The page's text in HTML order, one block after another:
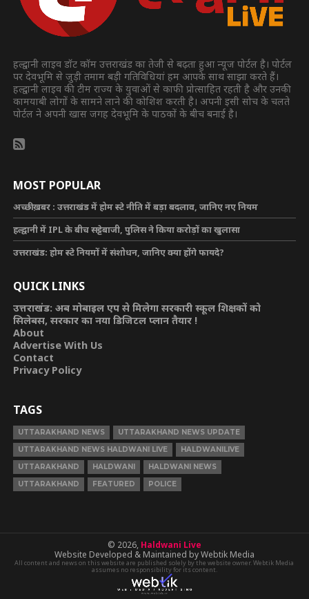
हल्द्वानी लाइव डॉट कॉम उत्तराखंड का तेजी से बढ़ता हुआ न्यूज पोर्टल है। पोर्टल
पर देवभूमि से जुड़ी तमाम बड़ी गतिविधियां हम आपके साथ साझा करते हैं।
हल्द्वानी लाइव की टीम राज्य के युवाओं से काफी प्रोत्साहित रहती है और उनकी
कामयाबी लोगों के सामने लाने की कोशिश करती है। अपनी इसी सोच के चलते
पोर्टल ने अपनी खास जगह देवभूमि के पाठकों के बीच बनाई है।
MOST POPULAR
अच्छी ख़बर : उत्तराखंड में होम स्टे नीति में बड़ा बदलाव, जानिए नए नियम
हल्द्वानी में IPL के बीच सट्टेबाजी, पुलिस ने किया करोड़ों का खुलासा
उत्तराखंड: होम स्टे नियमों में संशोधन, जानिए क्या होंगे फायदे?
QUICK LINKS
उत्तराखंड: अब मोबाइल एप से मिलेगा सरकारी स्कूल शिक्षकों को
सिलेबस, सरकार का नया डिजिटल प्लान तैयार !
About
Advertise With Us
Contact
Privacy Policy
TAGS
UTTARAKHAND NEWS
UTTARAKHAND NEWS UPDATE
UTTARAKHAND NEWS HALDWANI LIVE
HALDWANILIVE
UTTARAKHAND
HALDWANI
HALDWANI NEWS
UTTARAKHAND
FEATURED POLICE
© 2026, Haldwani Live
Website Developed & Maintained by Webtik Media
All content and news on this website are published solely by the website owner. Webtik Media
assumes no responsibility for its content.